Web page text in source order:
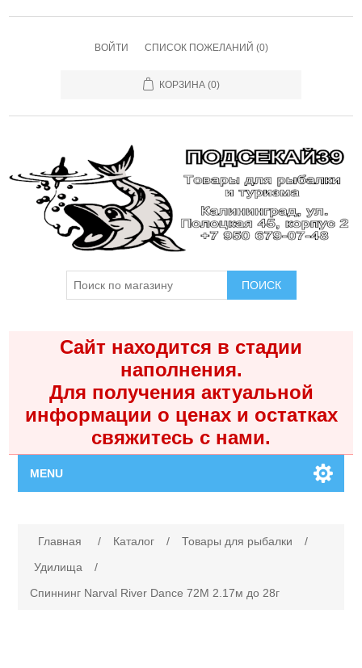
ВОЙТИ СПИСОК ПОЖЕЛАНИЙ (0)
КОРЗИНА (0)
ПОИСК
Сайт находится в стадии
наполнения.
Для получения актуальной
информации о ценах и остатках
свяжитесь с нами.
MENU
Каталог
Главная / Каталог / Товары для рыбалки
/
Удилища
/
Спиннинг Narval River Dance 72M 2.17м до 28г